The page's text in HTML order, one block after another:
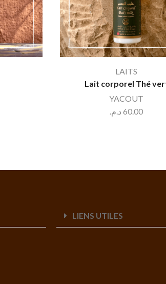
LAITS
Lait corporel Thé
YACOUT
60.00 د.م.
LIENS UTILES